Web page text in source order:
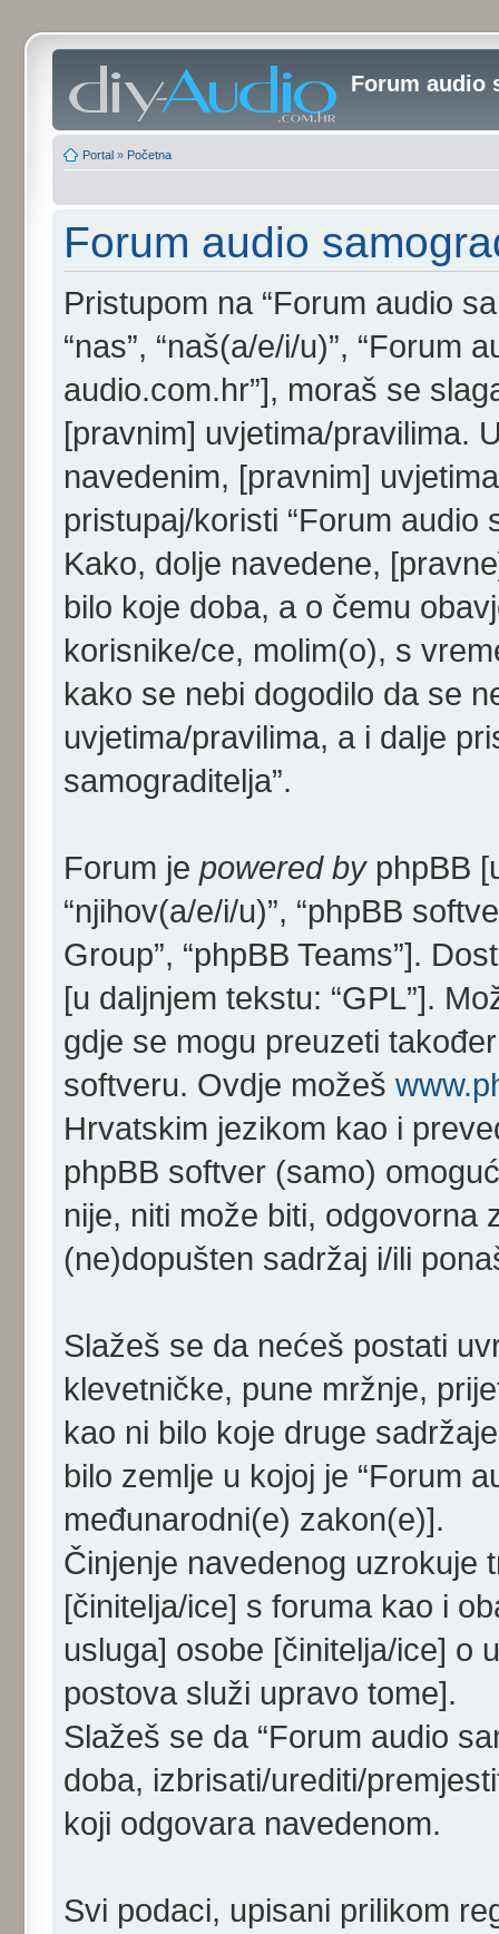
Forum audio
Portal » Početna
Forum audio
Pristupom na “Forum audio
“nas”, “naš(a/e/i/u)”, “Forum
audio.com.hr”], moraš se
[pravnim] uvjetima/pravilima.
navedenim, [pravnim]
pristupaj/koristi “Forum audio
Kako, dolje navedene,
bilo koje doba, a o čemu
korisnike/ce, molim(o), s
kako se nebi dogodilo da se
uvjetima/pravilima, a i dalje
samograditelja”.
Forum je powered byphpBB
“njihov(a/e/i/u)”, “phpBB
Group”, “phpBB Teams”].
[u daljnjem tekstu: “GPL”].
gdje se mogu preuzeti
softveru. Ovdje možeš
Hrvatskim jezikom kao i
phpBB softver (samo)
nije, niti može biti, odgovorna
(ne)dopušten sadržaj i/ili
Slažeš se da nećeš postati
klevetničke, pune mržnje,
kao ni bilo koje druge
bilo zemlje u kojoj je “Forum
međunarodni(e) zakon(e)].
Činjenje navedenog uzrokuje
[činitelja/ice] s foruma kao i
usluga] osobe [činitelja/ice] o
postova služi upravo tome].
Slažeš se da “Forum audio
doba, izbrisati/urediti/
koji odgovara navedenom.
Svi podaci, upisani prilikom